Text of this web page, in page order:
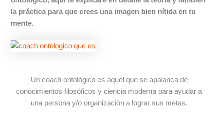
la práctica para que crees una imagen bien nítida en tu
mente.
Un coach ontológico es aquel que se apalanca de
conocimientos filosóficos y ciencia moderna para ayudar a
una persona y/o organización a lograr sus metas.